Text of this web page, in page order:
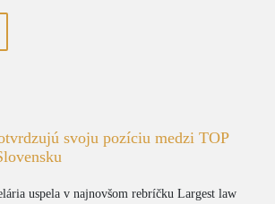
svoju pozíciu medzi TOP
uspela v najnovšom rebríčku Largest law